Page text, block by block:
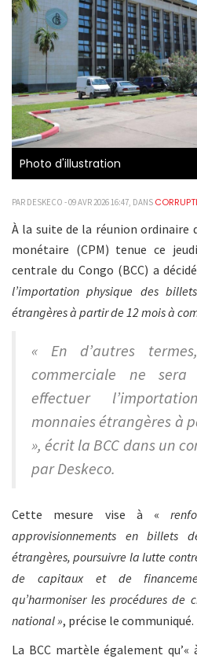
Photo d'illustration
PAR DESKECO - 09 AVR 2026 16:47, DANS
À la suite de la réunion ordinaire
monétaire (CPM) tenue ce
centrale du Congo (BCC) a
l’importation physique des
étrangères à partir de 12 mois à
« En d’autres
commerciale ne
effectuer
monnaies étrangères à
», écrit la BCC dans un
par Deskeco.
Cette mesure vise à «
approvisionnements en billets
étrangères, poursuivre la lutte
de capitaux et de
qu’harmoniser les procédures de
national », précise le communiqué.
La BCC martèle également qu’«